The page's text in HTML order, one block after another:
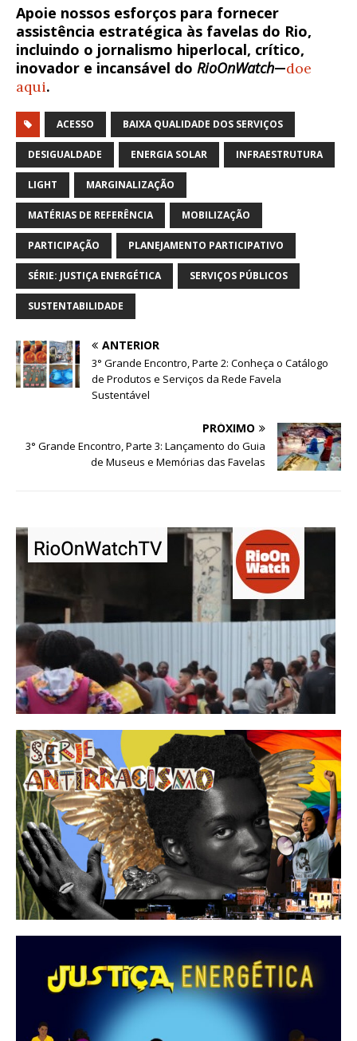
Apoie nossos esforços para fornecer
assistência estratégica às favelas do Rio,
incluindo o jornalismo hiperlocal, crítico,
inovador e incansável do RioOnWatch—doe
aqui.
ACESSO BAIXA QUALIDADE DOS SERVIÇOS
DESIGUALDADE ENERGIA SOLAR INFRAESTRUTURA
LIGHT MARGINALIZAÇÃO
MATÉRIAS DE REFERÊNCIA MOBILIZAÇÃO
PARTICIPAÇÃO PLANEJAMENTO PARTICIPATIVO
SÉRIE: JUSTIÇA ENERGÉTICA SERVIÇOS PÚBLICOS
SUSTENTABILIDADE
ANTERIOR
3° Grande Encontro, Parte 2: Conheça o Catálogo
de Produtos e Serviços da Rede Favela
Sustentável
PRÓXIMO
3° Grande Encontro, Parte 3: Lançamento do Guia
de Museus e Memórias das Favelas